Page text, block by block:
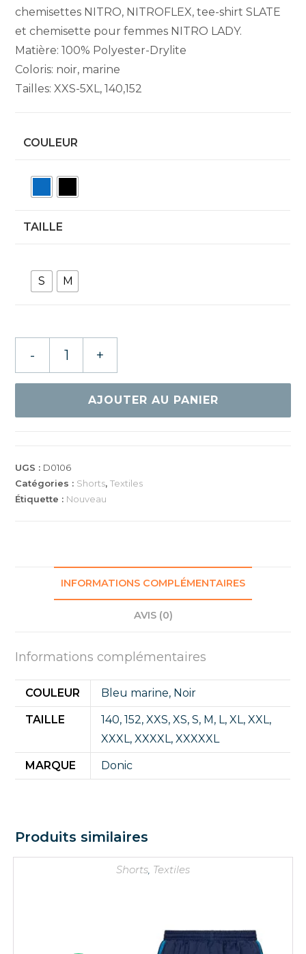
chemisettes NITRO, NITROFLEX, tee-shirt SLATE
et chemisette pour femmes NITRO LADY.
Matière: 100% Polyester-Drylite
Coloris: noir, marine
Tailles: XXS-5XL, 140,152
COULEUR
TAILLE
S M
- +
AJOUTER AU PANIER
UGS : D0106
Catégories : Shorts,Textiles
Étiquette : Nouveau
INFORMATIONS COMPLÉMENTAIRES
AVIS (0)
Informations complémentaires
COULEUR Bleu marine, Noir
TAILLE 140,152,XXS,XS,S, M, L ,XL ,XXL ,
XXXL ,XXXXL ,XXXXXL
MARQUE Donic
Produits similaires
Shorts Textiles